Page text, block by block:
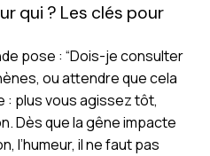
qui ? Les clés pour
pose : “Dois-je consulter
ou attendre que cela
: plus vous agissez tôt,
Dès que la gêne impacte
l’humeur, il ne faut pas